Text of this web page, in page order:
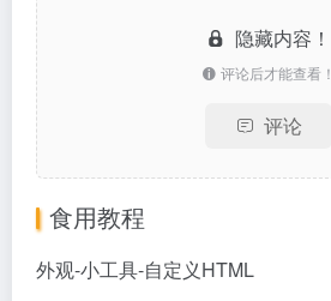
隐藏内容！
评论后才能查看！
评论
食用教程
外观-小工具-自定义HTML